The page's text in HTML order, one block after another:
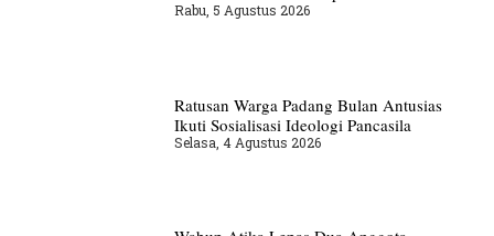
Rabu, 5 Agustus 2026
Ratusan Warga Padang Bulan Antusias
Ikuti Sosialisasi Ideologi Pancasila
Selasa, 4 Agustus 2026